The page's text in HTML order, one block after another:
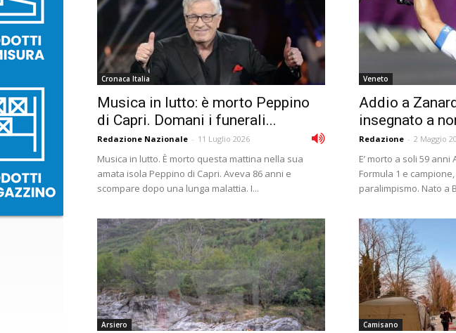
Cronaca Italia
Musica in lutto: è morto Peppino
di Capri. Domani i funerali...
Redazione Nazionale - 11 Luglio 2026
Musica in lutto. È morto questa mattina nella sua
amata isola Peppino di Capri. Aveva 86 anni e
scompare dopo una lunga malattia. I...
Veneto
Addio a
insegnato a
Redazione - 2 Maggio
E’ morto a soli 59
Formula 1 e
paralimpismo. Nato a
Arsiero Camisano